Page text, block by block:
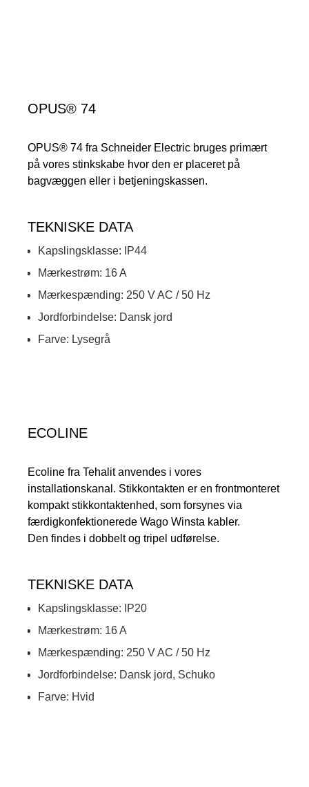
OPUS® 74
OPUS® 74 fra Schneider Electric bruges primært
på vores stinkskabe hvor den er placeret på
bagvæggen eller i betjeningskassen.
TEKNISKE DATA
Kapslingsklasse: IP44
Mærkestrøm: 16 A
Mærkespænding: 250 V AC / 50 Hz
Jordforbindelse: Dansk jord
Farve: Lysegrå
ECOLINE
Ecoline fra Tehalit anvendes i vores
installationskanal. Stikkontakten er en frontmonteret
kompakt stikkontaktenhed, som forsynes via
færdigkonfektionerede Wago Winsta kabler.
Den findes i dobbelt og tripel udførelse.
TEKNISKE DATA
Kapslingsklasse: IP20
Mærkestrøm: 16 A
Mærkespænding: 250 V AC / 50 Hz
Jordforbindelse: Dansk jord, Schuko
Farve: Hvid